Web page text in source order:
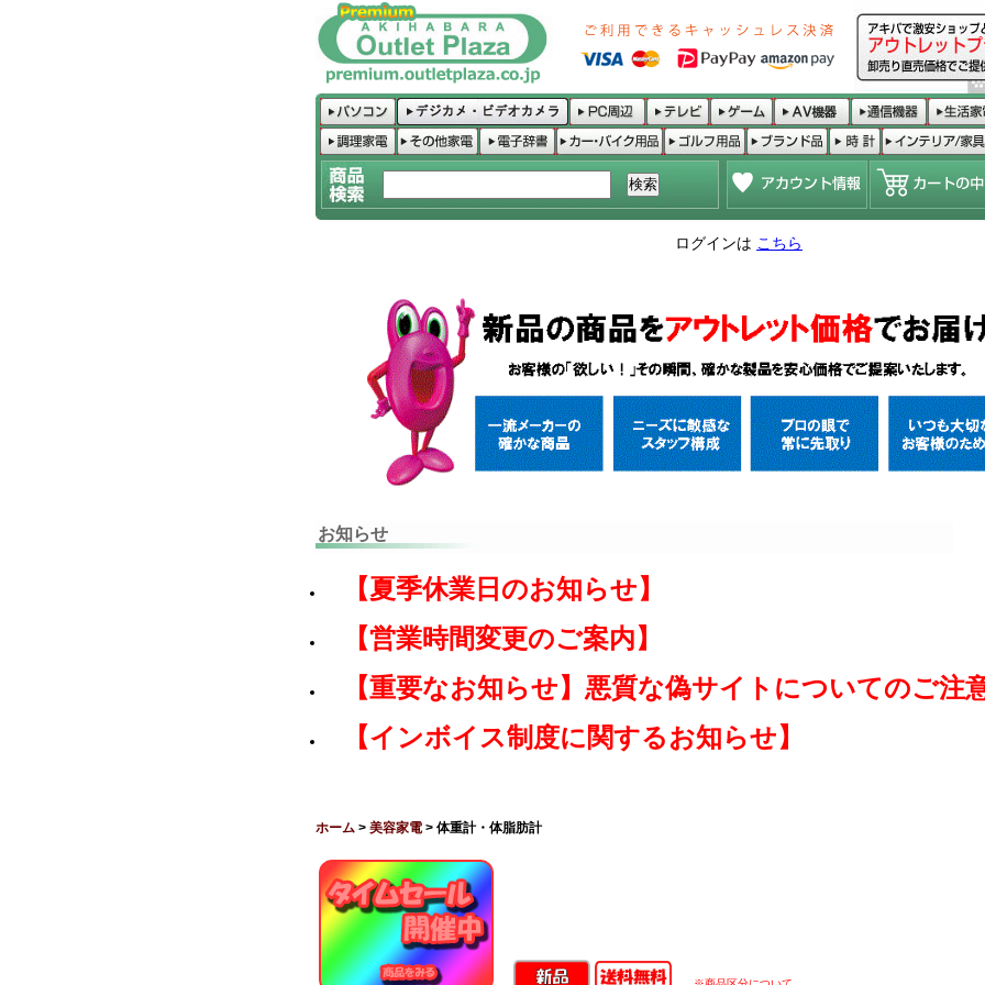
ログインは こちら
お知らせ
【夏季休業日のお知らせ】
【営業時間変更のご案内】
【重要なお知らせ】悪質な偽サイトについてのご注
【インボイス制度に関するお知らせ】
ホーム > 美容家電 > 体重計・体脂肪計